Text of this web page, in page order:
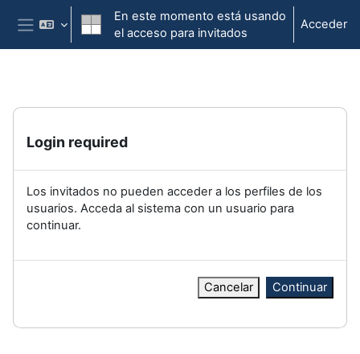
Salta al contenido principal
Panel lateral
En este momento está usando
el acceso para invitados
Acceder
Login required
Los invitados no pueden acceder a los perfiles de los
usuarios. Acceda al sistema con un usuario para
continuar.
Cancelar Continuar